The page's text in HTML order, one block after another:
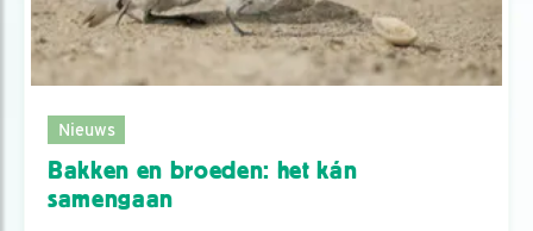
Nieuws
Bakken en broeden: het kán
samengaan